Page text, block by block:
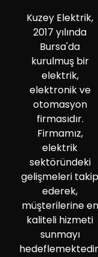
Kuzey Elektrik,
2017 yılında
Bursa'da
kurulmuş bir
elektrik,
elektronik ve
otomasyon
firmasıdır.
Firmamız,
elektrik
sektöründeki
gelişmeleri takip
ederek,
müşterilerine en
kaliteli hizmeti
sunmayı